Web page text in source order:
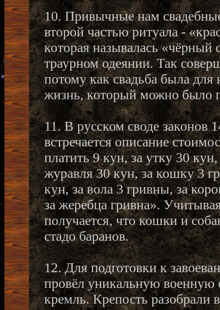
10. Привычные нам
второй частью ритуала -
которая называлась «чёрный
траурном одеянии. Так
потому как свадьба была
жизнь, который можно было
11. В русском своде законов
встречается описание
платить 9 кун, за утку 30
журавля 30 кун, за кошку 3
кун, за вола 3 гривны, за
за жеребца гривна».
получается, что кошки и
стадо баранов.
12. Для подготовки к
провёл уникальную военную
кремль. Крепость